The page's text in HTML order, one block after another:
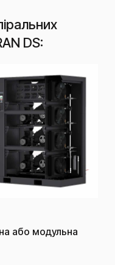
DS:
або модульна